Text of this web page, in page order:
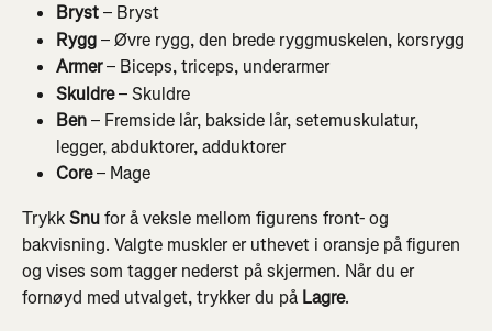
Bryst – Bryst
Rygg – Øvre rygg, den brede ryggmuskelen, korsrygg
Armer – Biceps, triceps, underarmer
Skuldre – Skuldre
Ben – Fremside lår, bakside lår, setemuskulatur,
legger, abduktorer, adduktorer
Core – Mage
Trykk Snu for å veksle mellom figurens front- og
bakvisning. Valgte muskler er uthevet i oransje på figuren
og vises som tagger nederst på skjermen. Når du er
fornøyd med utvalget, trykker du på Lagre.